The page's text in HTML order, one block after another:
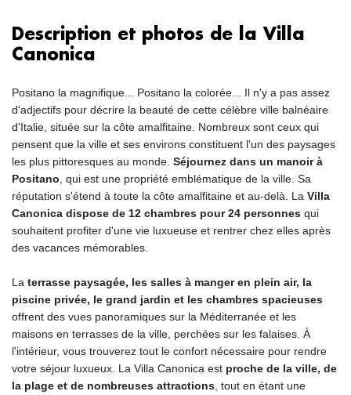
Description et photos de la Villa
Canonica
Positano la magnifique... Positano la colorée... Il n'y a pas assez
d'adjectifs pour décrire la beauté de cette célèbre ville balnéaire
d'Italie, située sur la côte amalfitaine. Nombreux sont ceux qui
pensent que la ville et ses environs constituent l'un des paysages
les plus pittoresques au monde. Séjournez dans un manoir à
Positano , qui est une propriété emblématique de la ville. Sa
réputation s'étend à toute la côte amalfitaine et au-delà. La Villa
Canonica dispose de 12 chambres pour 24 personnes qui
souhaitent profiter d'une vie luxueuse et rentrer chez elles après
des vacances mémorables.
La terrasse paysagée, les salles à manger en plein air, la
piscine privée, le grand jardin et les chambres spacieuses
offrent des vues panoramiques sur la Méditerranée et les
maisons en terrasses de la ville, perchées sur les falaises. À
l'intérieur, vous trouverez tout le confort nécessaire pour rendre
votre séjour luxueux. La Villa Canonica est proche de la ville, de
la plage et de nombreuses attractions , tout en étant une